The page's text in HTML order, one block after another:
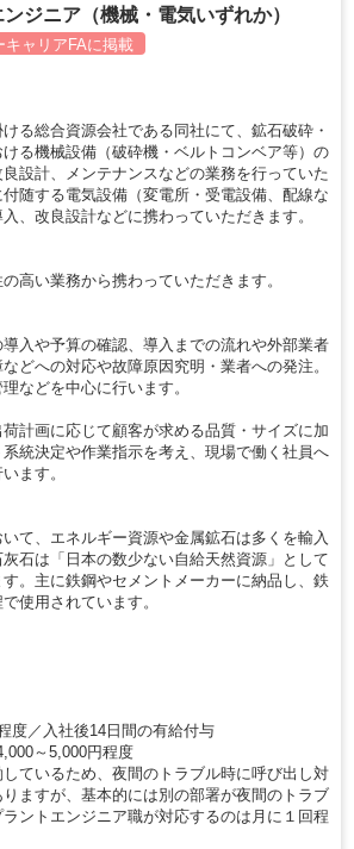
ンジニア（機械・電気いずれか）
キャリアFAに掲載
る総合資源会社である同社にて、鉱石破砕・
る機械設備（破砕機・ベルトコンベア等）の
設計、メンテナンスなどの業務を行っていた
随する電気設備（変電所・受電設備、配線な
、改良設計などに携わっていただきます。
高い業務から携わっていただきます。
入や予算の確認、導入までの流れや外部業者
どへの対応や故障原因究明・業者への発注。
などを中心に行います。
計画に応じて顧客が求める品質・サイズに加
統決定や作業指示を考え、現場で働く社員へ
ます。
て、エネルギー資源や金属鉱石は多くを輸入
石は「日本の数少ない自給天然資源」として
。主に鉄鋼やセメントメーカーに納品し、鉄
使用されています。
度／入社後14日間の有給付与
～5,000円程度
ているため、夜間のトラブル時に呼び出し対
ますが、基本的には別の部署が夜間のトラブ
ントエンジニア職が対応するのは月に１回程